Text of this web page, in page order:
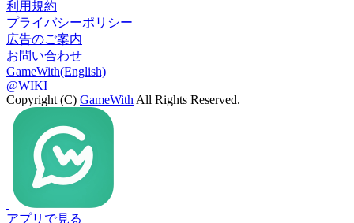
利用規約
プライバシーポリシー
広告のご案内
お問い合わせ
GameWith(English)
@WIKI
Copyright (C) GameWith All Rights Reserved.
アプリで見る